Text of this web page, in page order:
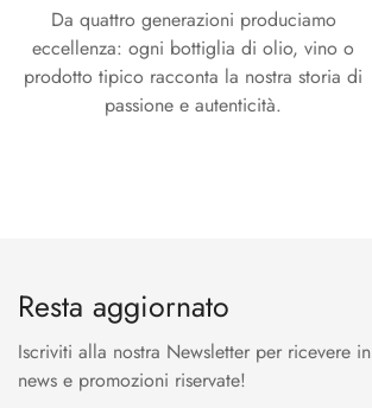
Da quattro generazioni produciamo
eccellenza: ogni bottiglia di olio, vino o
prodotto tipico racconta la nostra storia di
passione e autenticità.
Resta aggiornato
Iscriviti alla nostra Newsletter per ricevere
news e promozioni riservate!